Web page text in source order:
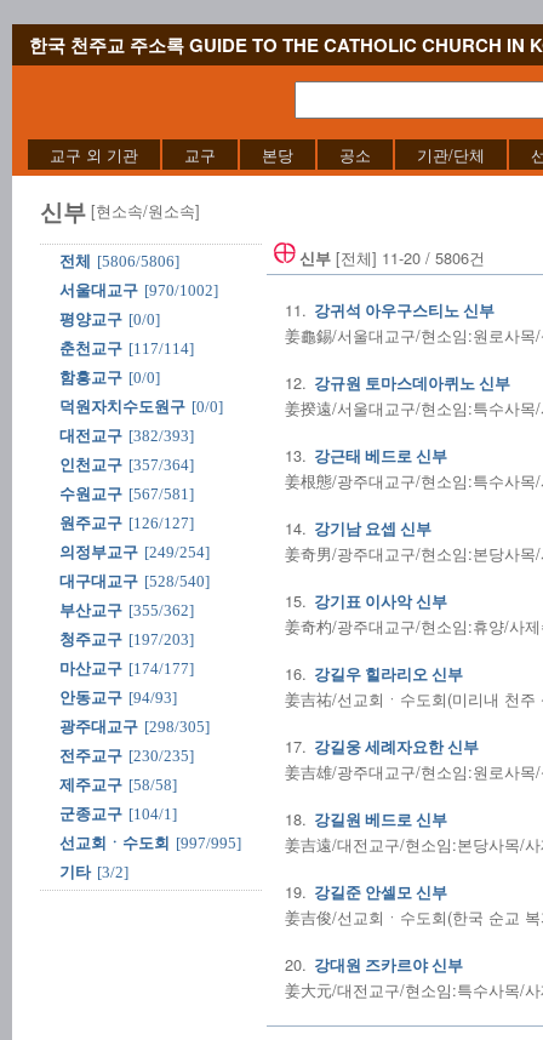
한국 천주교 주소록 GUIDE TO THE CATHOLIC CHURCH IN
교구 외 기관 교구 본당 공소 기관/단체
신부 [현소속/원소속]
전체
[5806/5806]
서울대교구 [970/1002]
평양교구 [0/0]
춘천교구 [117/114]
함흥교구 [0/0]
덕원자치수도원구 [0/0]
대전교구 [382/393]
인천교구 [357/364]
수원교구 [567/581]
원주교구 [126/127]
의정부교구 [249/254]
대구대교구 [528/540]
부산교구 [355/362]
청주교구 [197/203]
마산교구 [174/177]
안동교구 [94/93]
광주대교구 [298/305]
전주교구 [230/235]
제주교구 [58/58]
군종교구 [104/1]
선교회ㆍ수도회 [997/995]
기타 [3/2]
신부 [전체] 11-20 / 5806건
11. 강귀석 아우구스티노 신부
姜龜錫/서울대교구/현소임:원로사
12. 강규원 토마스데아퀴노 신부
姜揆遠/서울대교구/현소임:특수사목
13. 강근태 베드로 신부
姜根態/광주대교구/현소임:특수사목
14. 강기남 요셉 신부
姜奇男/광주대교구/현소임:본당사목
15. 강기표 이사악 신부
姜奇杓/광주대교구/현소임:휴양/사
16. 강길우 힐라리오 신부
姜吉祐/선교회ㆍ수도회(미리내 천
17. 강길웅 세례자요한 신부
姜吉雄/광주대교구/현소임:원로사
18. 강길원 베드로 신부
姜吉遠/대전교구/현소임:본당사목/
19. 강길준 안셀모 신부
姜吉俊/선교회ㆍ수도회(한국 순교
20. 강대원 즈카르야 신부
姜大元/대전교구/현소임:특수사목/